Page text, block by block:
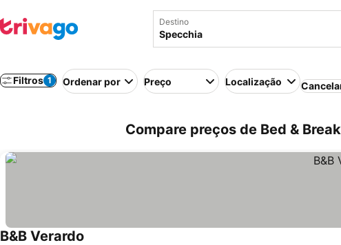
Destino
Filtros 1 Ordenar por Preço Localização
Compare preços de Bed &
B&B Verardo